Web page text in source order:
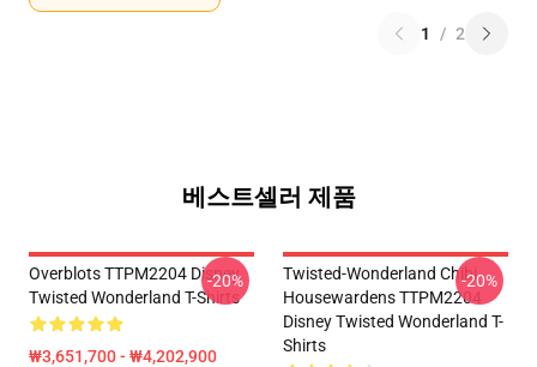
1 / 2
베스트셀러 제품
Overblots TTPM2204 Disney
Twisted Wonderland T-Shirts
₩3,651,700 - ₩4,202,900
-20%
Twisted-Wonderland Chibi
Housewardens TTPM2204
Disney Twisted Wonderland T-
Shirts
-20%